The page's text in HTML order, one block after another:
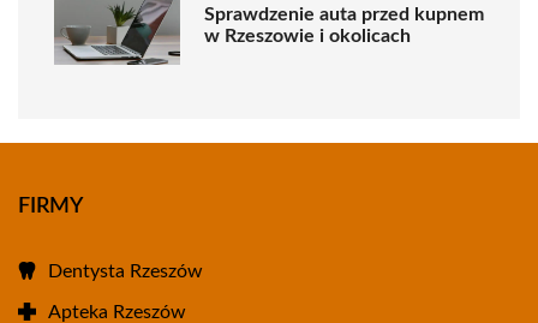
Sprawdzenie auta przed kupnem
w Rzeszowie i okolicach
FIRMY
Dentysta Rzeszów
Apteka Rzeszów